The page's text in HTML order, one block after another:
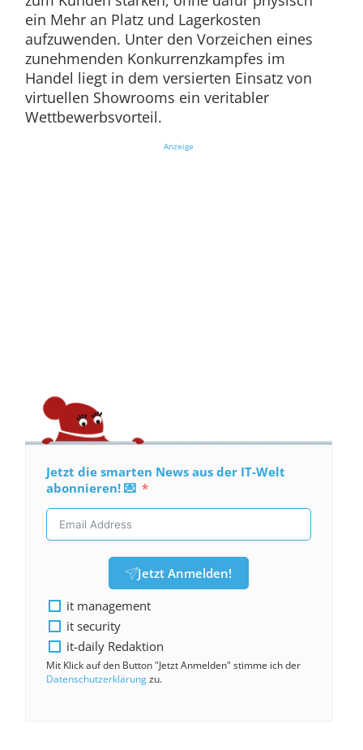
ein Mehr an Platz und Lagerkosten
aufzuwenden. Unter den Vorzeichen eines
zunehmenden Konkurrenzkampfes im
Handel liegt in dem versierten Einsatz von
virtuellen Showrooms ein veritabler
Wettbewerbsvorteil.
Anzeige
Jetzt die smarten News aus der IT-Welt
abonnieren! 💌
Jetzt Anmelden!
it management
it security
it-daily Redaktion
Mit Klick auf den Button "Jetzt Anmelden" stimme ich der
Datenschutzerklärungzu.